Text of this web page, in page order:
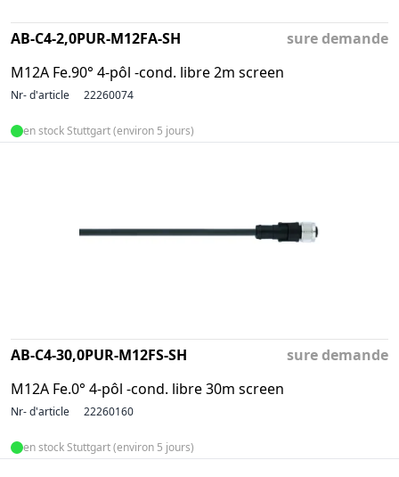
AB-C4-2,0PUR-M12FA-SH
M12A Fe.90° 4-pôl -cond. libre 2m screen
sure demande
Nr- d'article 22260074
en stock Stuttgart (environ 5 jours)
AB-C4-30,0PUR-M12FS-SH
M12A Fe.0° 4-pôl -cond. libre 30m screen
sure demande
Nr- d'article 22260160
en stock Stuttgart (environ 5 jours)